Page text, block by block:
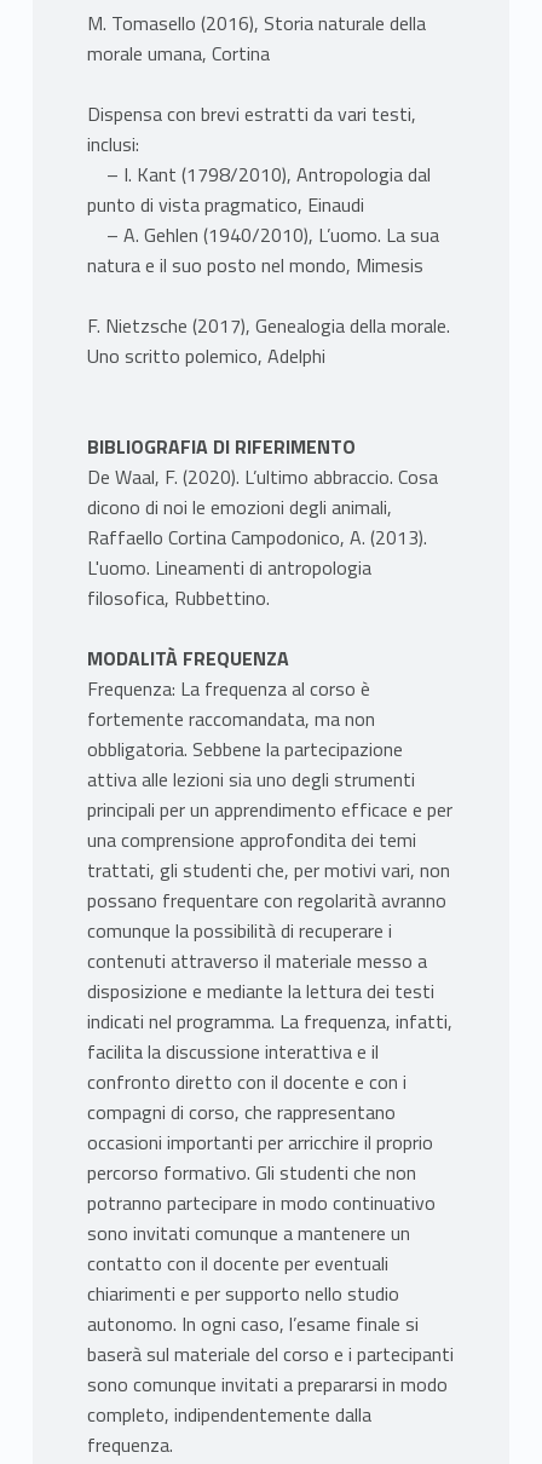
M. Tomasello (2016), Storia naturale della
morale umana, Cortina
Dispensa con brevi estratti da vari testi,
inclusi:
– I. Kant (1798/2010), Antropologia dal
punto di vista pragmatico, Einaudi
– A. Gehlen (1940/2010), L’uomo. La sua
natura e il suo posto nel mondo, Mimesis
F. Nietzsche (2017), Genealogia della morale.
Uno scritto polemico, Adelphi
BIBLIOGRAFIA DI RIFERIMENTO
De Waal, F. (2020). L’ultimo abbraccio. Cosa
dicono di noi le emozioni degli animali,
Raffaello Cortina Campodonico, A. (2013).
L'uomo. Lineamenti di antropologia
filosofica, Rubbettino.
MODALITÀ FREQUENZA
Frequenza: La frequenza al corso è
fortemente raccomandata, ma non
obbligatoria. Sebbene la partecipazione
attiva alle lezioni sia uno degli strumenti
principali per un apprendimento efficace e per
una comprensione approfondita dei temi
trattati, gli studenti che, per motivi vari, non
possano frequentare con regolarità avranno
comunque la possibilità di recuperare i
contenuti attraverso il materiale messo a
disposizione e mediante la lettura dei testi
indicati nel programma. La frequenza, infatti,
facilita la discussione interattiva e il
confronto diretto con il docente e con i
compagni di corso, che rappresentano
occasioni importanti per arricchire il proprio
percorso formativo. Gli studenti che non
potranno partecipare in modo continuativo
sono invitati comunque a mantenere un
contatto con il docente per eventuali
chiarimenti e per supporto nello studio
autonomo. In ogni caso, l’esame finale si
baserà sul materiale del corso e i partecipanti
sono comunque invitati a prepararsi in modo
completo, indipendentemente dalla
frequenza.